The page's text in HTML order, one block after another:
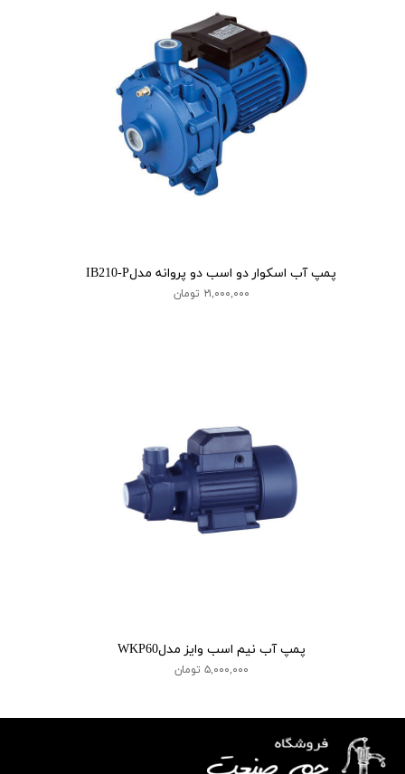
پمپ آب اسکوار دو اسب دو پروانه مدلIB210-P
۲۱,۰۰۰,۰۰۰ تومان
پمپ آب نیم اسب وایز مدلWKP60
۵,۰۰۰,۰۰۰ تومان